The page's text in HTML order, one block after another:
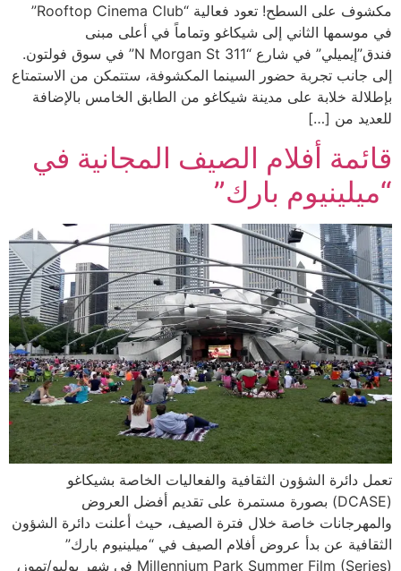
مكشوف على السطح! تعود فعالية “Rooftop Cinema Club”
في موسمها الثاني إلى شيكاغو وتماماً في أعلى مبنى
فندق”إيميلي” في شارع “311 N Morgan St” في سوق فولتون.
إلى جانب تجربة حضور السينما المكشوفة، ستتمكن من الاستمتاع
بإطلالة خلابة على مدينة شيكاغو من الطابق الخامس بالإضافة
للعديد من […]
قائمة أفلام الصيف المجانية في
“ميلينيوم بارك”
تعمل دائرة الشؤون الثقافية والفعاليات الخاصة بشيكاغو
(DCASE) بصورة مستمرة على تقديم أفضل العروض
والمهرجانات خاصة خلال فترة الصيف، حيث أعلنت دائرة الشؤون
الثقافية عن بدأ عروض أفلام الصيف في “ميلينيوم بارك”
(Millennium Park Summer Film (Series في شهر يوليو/تموز،